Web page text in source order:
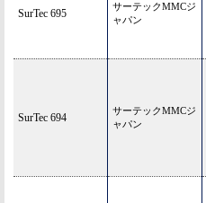
SurTec 695
サーテックMMCジ
ャパン
SurTec 694
サーテックMMCジ
ャパン